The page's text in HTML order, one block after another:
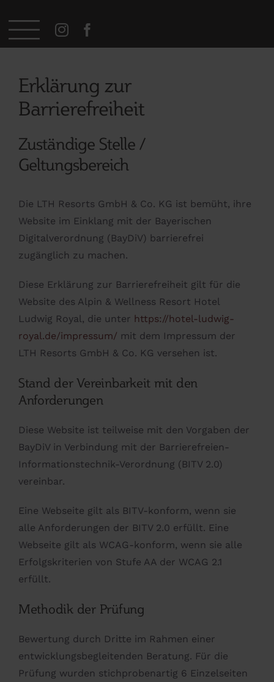
Inhalt
springen
Erklärung zur
Barrierefreiheit
Zuständige Stelle /
Geltungsbereich
Die LTH Resorts GmbH & Co. KG ist bemüht, ihre
Website im Einklang mit der Bayerischen
Digitalverordnung (BayDiV) barrierefrei
zugänglich zu machen.
Diese Erklärung zur Barrierefreiheit gilt für die
Website des Alpin & Wellness Resort Hotel
Ludwig Royal, die unter https://hotel-ludwig-
royal.de/impressum/ mit dem Impressum der
LTH Resorts GmbH & Co. KG versehen ist.
Stand der Vereinbarkeit mit den
Anforderungen
Diese Website ist teilweise mit den Vorgaben der
BayDiV in Verbindung mit der Barrierefreien-
Informationstechnik-Verordnung (BITV 2.0)
vereinbar.
Eine Webseite gilt als BITV-konform, wenn sie
alle Anforderungen der BITV 2.0 erfüllt. Eine
Webseite gilt als WCAG-konform, wenn sie alle
Erfolgskriterien von Stufe AA der WCAG 2.1
erfüllt.
Methodik der Prüfung
Bewertung durch Dritte im Rahmen einer
entwicklungsbegleitenden Beratung. Für die
Prüfung wurden stichprobenartig 6 Einzelseiten